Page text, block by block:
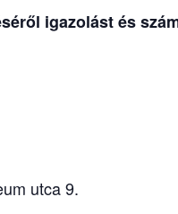
igazolást és
utca 9.